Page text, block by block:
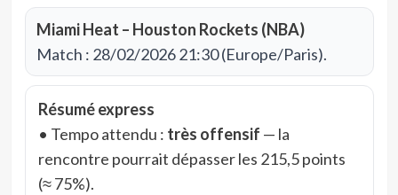
Miami Heat – Houston Rockets (NBA)
Match : 28/02/2026 21:30 (Europe/Paris).
Résumé express
• Tempo attendu : très offensif — la
rencontre pourrait dépasser les 215,5 points
(≈ 75%).